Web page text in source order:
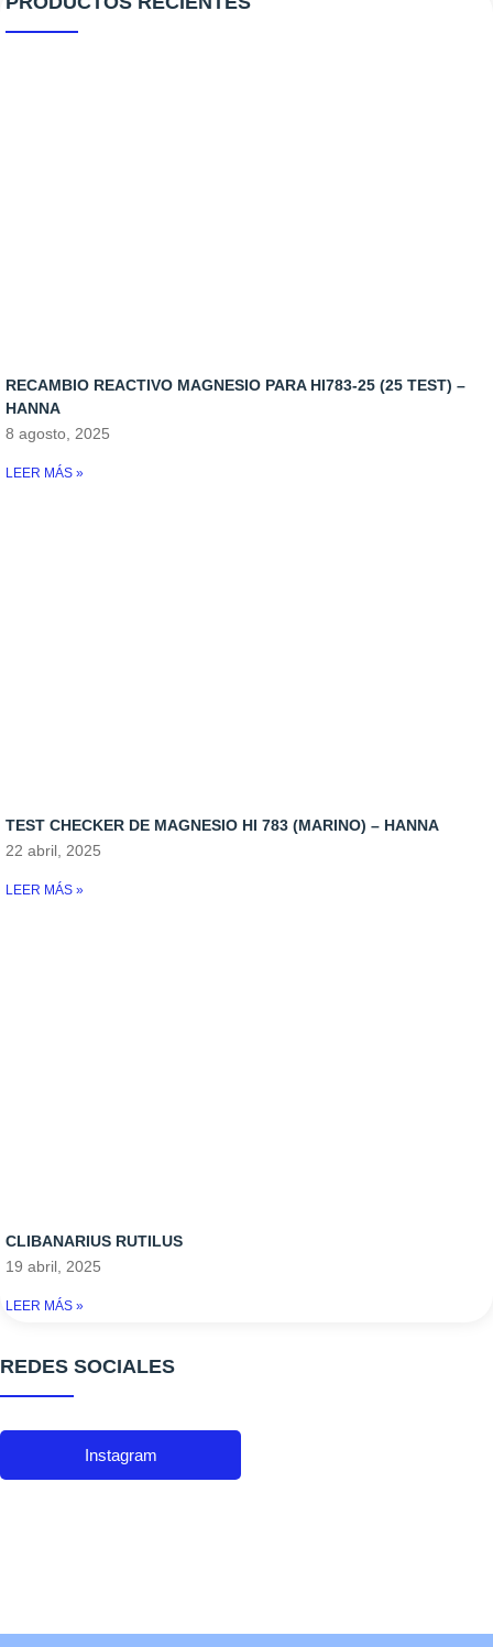
Skymers y reactores
RECAMBIO REACTIVO MAGNESIO PARA HI783-25 (25 TEST) –
HANNA
8 agosto, 2025
LEER MÁS »
TEST CHECKER DE MAGNESIO HI 783 (MARINO) – HANNA
22 abril, 2025
LEER MÁS »
CLIBANARIUS RUTILUS
19 abril, 2025
LEER MÁS »
REDES SOCIALES
Instagram